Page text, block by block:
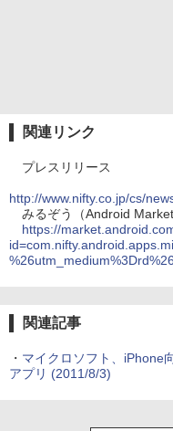
関連リンク
プレスリリース
http://www.nifty.co.jp/cs/
みるぞう（Android Market
https://
関連記事
・ マイクロソフト、iPhone
アプリ (2011/8/3)